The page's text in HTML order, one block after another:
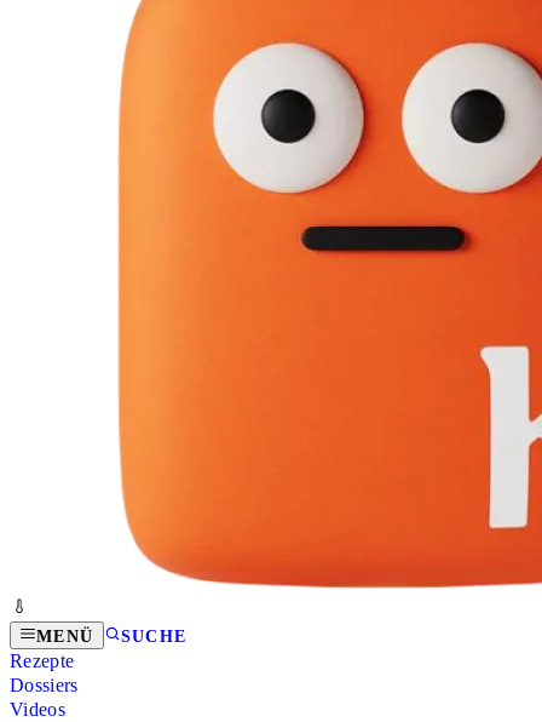
MENÜ SUCHE
Rezepte
Dossiers
Videos